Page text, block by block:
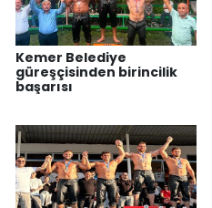
Kemer Belediye
güreşçisinden birincilik
başarısı